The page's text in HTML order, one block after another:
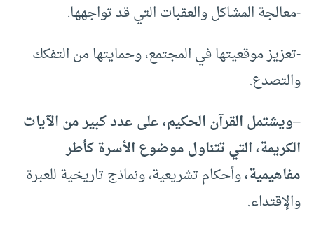
-معالجة المشاكل والعقبات التي قد تواجهها.
-تعزيز موقعيتها في المجتمع، وحمايتها من التفكك
والتصدع.
–ويشتمل القرآن الحكيم، على عدد كبير من الآيات
الكريمة، التي تتناول موضوع الأسرة كأطر
مفاهيمية،وأحكام تشريعية، ونماذج تاريخية للعبرة
والإقتداء.